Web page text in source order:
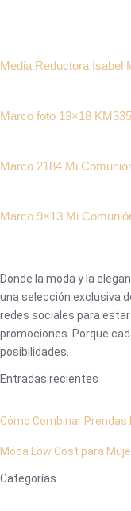
Media Reductora Isabel
Marco foto 13×18
Marco 2184 Mi
Marco 9×13 Mi
Donde la moda y la
una selección exclusiva
redes sociales para
promociones. Porque
posibilidades.
Entradas recientes
Cómo Combinar Prendas
Moda Low Cost para
Categorías